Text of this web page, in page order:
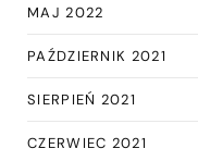
MAJ 2022
PAŹDZIERNIK 2021
SIERPIEŃ 2021
CZERWIEC 2021